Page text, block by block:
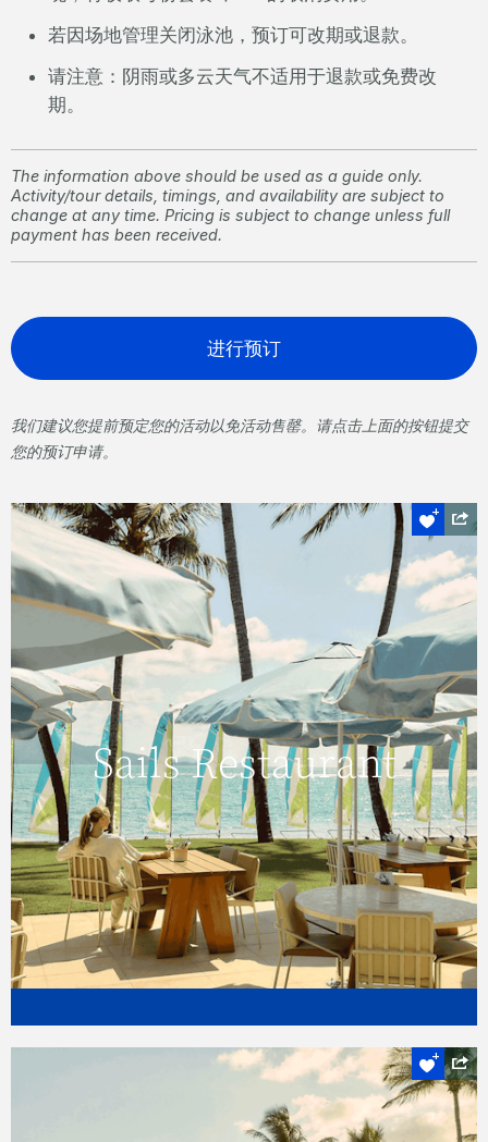
若因场地管理关闭泳池，预订可改期或退款。
请注意：阴雨或多云天气不适用于退款或免费改
期。
The information above should be used as a guide only.
Activity/tour details, timings, and availability are subject to
change at any time. Pricing is subject to change unless full
payment has been received.
进行预订
我们建议您提前预定您的活动以免活动售罄。请点击上面的按钮提交
您的预订申请。
Sails Restaurant
Sails Restaurant
Click here to view more.